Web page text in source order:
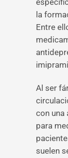
la
Entre
Al ser
con una
para
suelen